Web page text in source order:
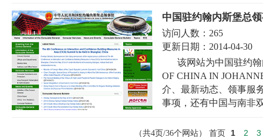
中国驻约翰内斯堡总
访问人数： 265
更新日期： 2014-04-30
该网站为中国驻约
OF CHINA IN
介、最新动态、领事服
事项，还有中国与南非
（共4页/36个网站） 首页 1 2 3